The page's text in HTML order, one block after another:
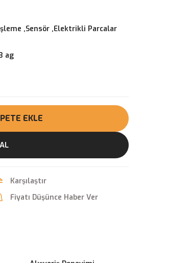
,Sensör ,Elektrikli Parcalar
ag
EKLE
Karşılaştır
Fiyatı Düşünce Haber Ver